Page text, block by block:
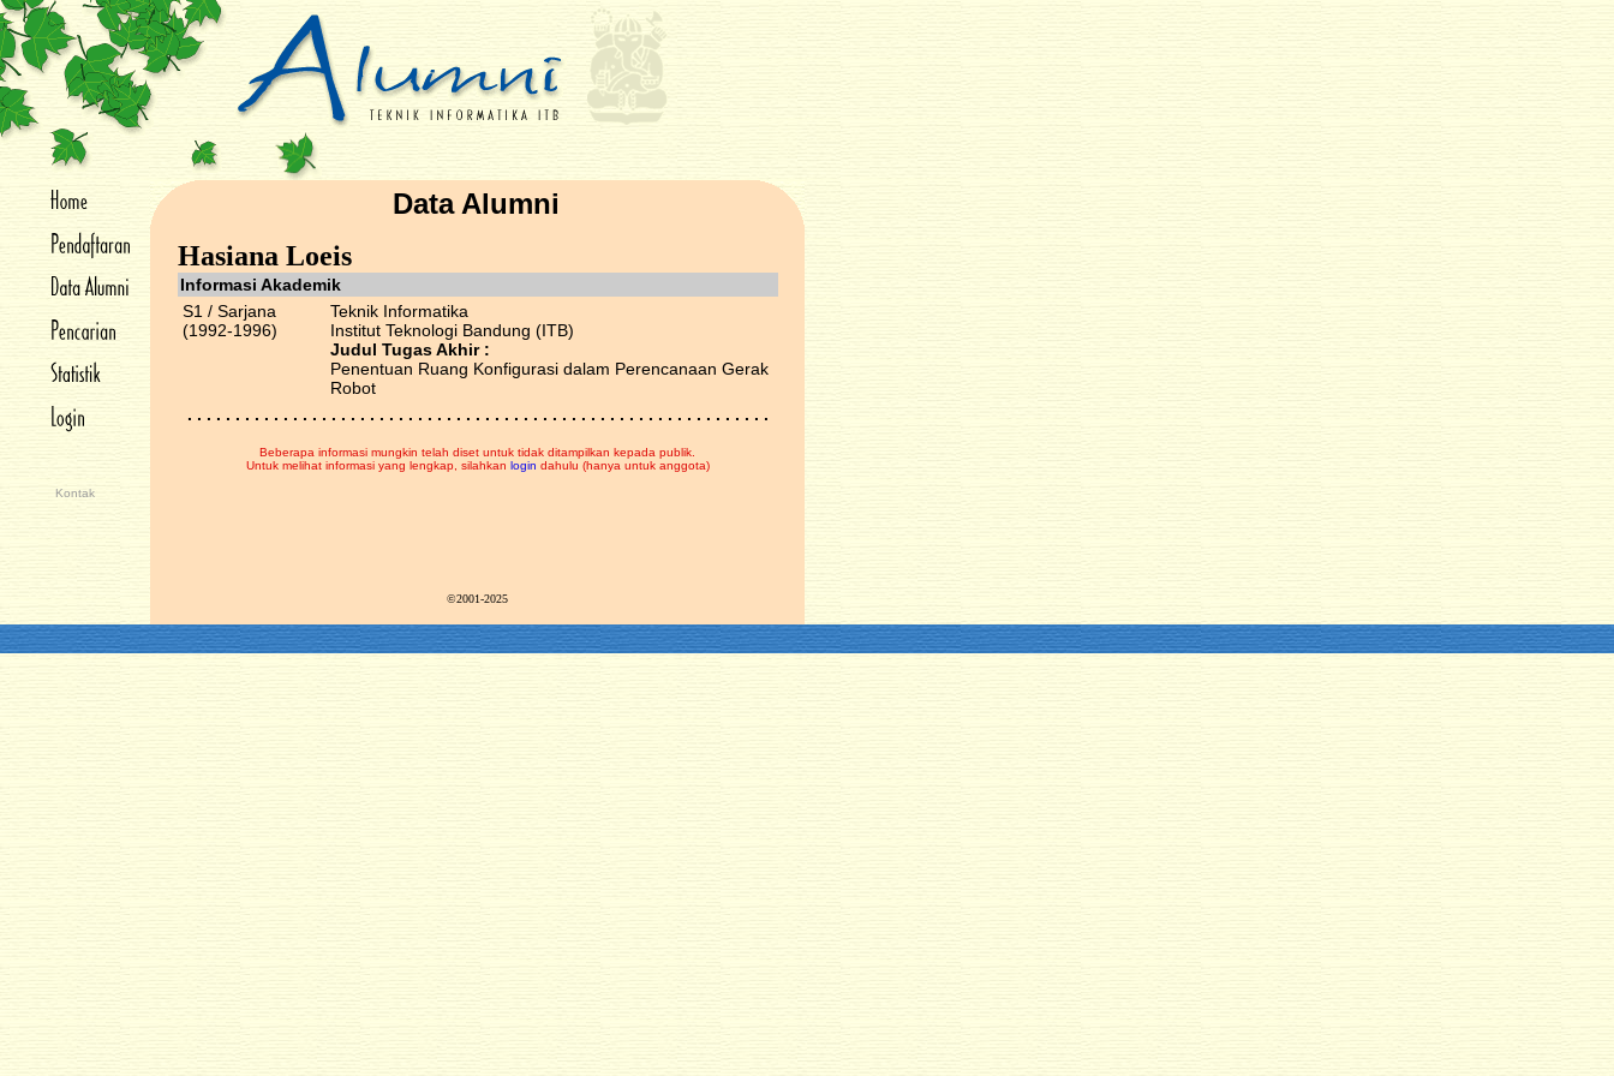
Kontak
Data Alumni
Hasiana Loeis
Informasi Akademik
S1 / Sarjana
(1992-1996)
Teknik Informatika
Institut Teknologi Bandung (ITB)
Judul Tugas Akhir :
Penentuan Ruang Konfigurasi dalam Perencanaan Gerak
Robot
. . . . . . . . . . . . . . . . . . . . . . . . . . . . . . . . . . . . . . . . . . . . . . . . . . . . . . . . . . . . .
Beberapa informasi mungkin telah diset untuk tidak ditampilkan kepada publik.
Untuk melihat informasi yang lengkap, silahkan login dahulu (hanya untuk anggota)
©2001-2025